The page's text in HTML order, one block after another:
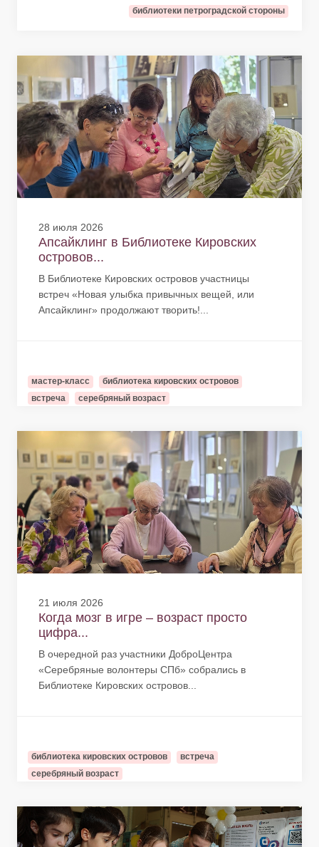
библиотеки петроградской стороны
28 июля 2026
Апсайклинг в Библиотеке Кировских
островов...
В Библиотеке Кировских островов участницы
встреч «Новая улыбка привычных вещей, или
Апсайклинг» продолжают творить!...
мастер-класс
библиотека кировских островов
встреча
серебряный возраст
21 июля 2026
Когда мозг в игре – возраст просто
цифра...
В очередной раз участники ДоброЦентра
«Серебряные волонтеры СПб» собрались в
Библиотеке Кировских островов...
библиотека кировских островов
встреча
серебряный возраст